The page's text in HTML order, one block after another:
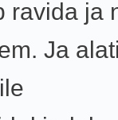
ravida ja
Ja